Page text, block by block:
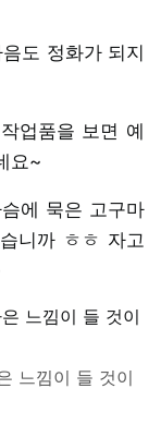
도 정화가 되지
업품을 보면 예
요~
에 묵은 고구마
니까 ㅎㅎ 자고
느낌이 들 것이